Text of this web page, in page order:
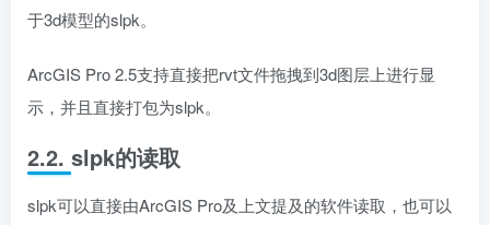
于3d模型的slpk。
ArcGIS Pro 2.5支持直接把rvt文件拖拽到3d图层上进行显
示，并且直接打包为slpk。
2.2. slpk的读取
slpk可以直接由ArcGIS Pro及上文提及的软件读取，也可以